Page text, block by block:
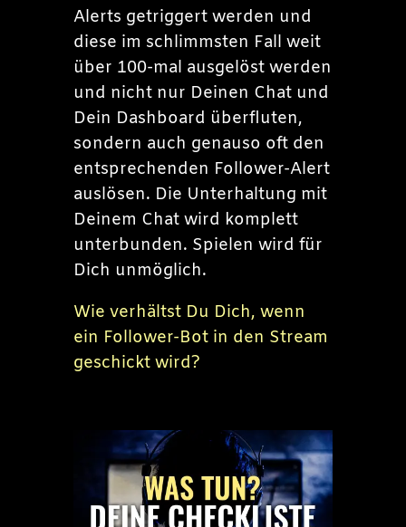
Alerts getriggert werden und
diese im schlimmsten Fall weit
über 100-mal ausgelöst werden
und nicht nur Deinen Chat und
Dein Dashboard überfluten,
sondern auch genauso oft den
entsprechenden Follower-Alert
auslösen. Die Unterhaltung mit
Deinem Chat wird komplett
unterbunden. Spielen wird für
Dich unmöglich.
Wie verhältst Du Dich, wenn
ein Follower-Bot in den Stream
geschickt wird?